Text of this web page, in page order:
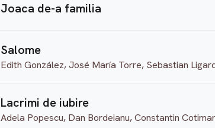
Joaca de-a familia
Salome
Edith González, José María Torre, Sebastian
Lacrimi de iubire
Adela Popescu, Dan Bordeianu, Constantin